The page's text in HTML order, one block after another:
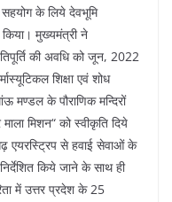
के लिये देवभूमि
मुख्यमंत्री ने
की अवधि को जून, 2022
शिक्षा एवं शोध
मण्डल के पौराणिक मन्दिरों
मिशन“ को स्वीकृति दिये
एयरस्ट्रिप से हवाई सेवाओं के
किये जाने के साथ ही
में उत्तर प्रदेश के 25